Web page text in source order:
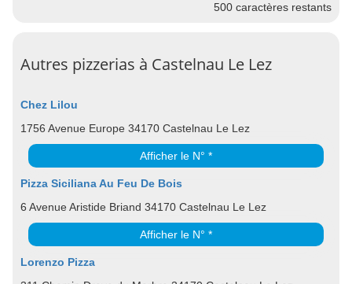
500 caractères restants
Autres pizzerias à Castelnau Le Lez
Chez Lilou
1756 Avenue Europe 34170 Castelnau Le Lez
Afficher le N° *
Pizza Siciliana Au Feu De Bois
6 Avenue Aristide Briand 34170 Castelnau Le Lez
Afficher le N° *
Lorenzo Pizza